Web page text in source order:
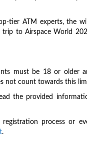
ATM experts, the
to Airspace World
must be 18 or older
not count towards this
the provided
process or
.